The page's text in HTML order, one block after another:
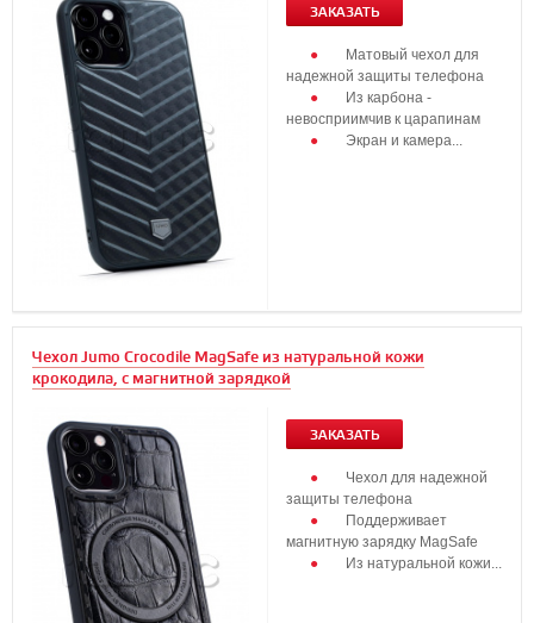
ЗАКАЗАТЬ
Матовый чехол для
надежной защиты телефона
Из карбона -
невосприимчив к царапинам
Экран и камера...
Чехол Jumo Crocodile MagSafe из натуральной кожи
крокодила, с магнитной зарядкой
ЗАКАЗАТЬ
Чехол для надежной
защиты телефона
Поддерживает
магнитную зарядку MagSafe
Из натуральной кожи...